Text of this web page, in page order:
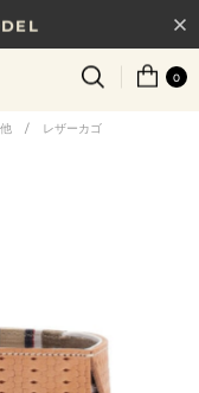
上で送料無料
いギフトガイド
0
/ レザーカゴ